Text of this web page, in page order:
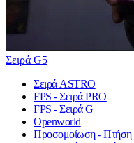
Σειρά G5
Σειρά ASTRO
FPS - Σειρά PRO
FPS - Σειρά G
Openworld
Προσομοίωση - Πτήση